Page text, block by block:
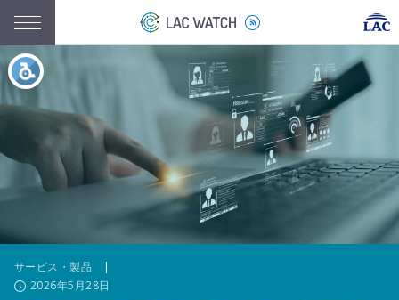
サービス・製品 |
2026年5月28日